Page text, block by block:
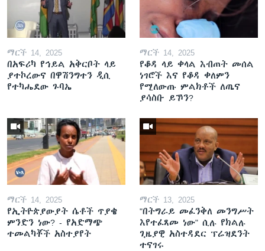
ማርች 14, 2025
በአፍሪካ የኅይል አቅርቦት ላይ
ያተኮረውና በዋሽንግተን ዲሲ
የተካሔደው ጉባኤ
ማርች 14, 2025
የቆዳ ላይ ቀላል እብጠት መሰል
ነገሮች እና የቆዳ ቀለምን
የሚለውጡ ምልክቶች ለጤና
ያሳስቡ ይኾን?
ማርች 14, 2025
የኢትዮጵያውያት ሴቶች ጥያቄ
ምንድን ነው? - የአድማጭ
ተመልካቾች አስተያየት
ማርች 13, 2025
"በትግራይ መፈንቅለ መንግሥት
እየተፈጸመ ነው" ሲሉ የክልሉ
ጊዜያዊ አስተዳደር ፕሬዝደንት
ተናገሩ